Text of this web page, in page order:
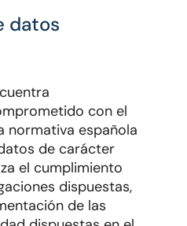
datos
con el
normativa española
de carácter
el cumplimiento
dispuestas,
de las